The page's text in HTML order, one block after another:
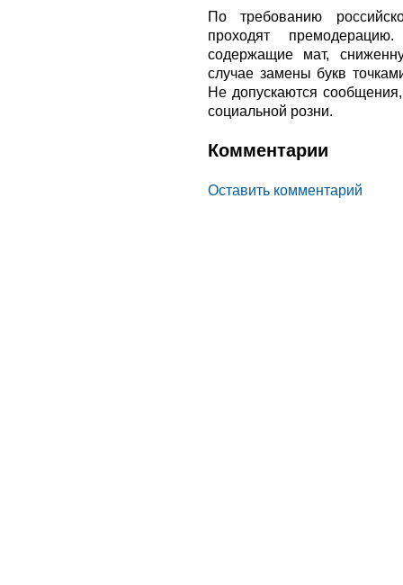
По требованию
проходят
содержащие мат,
случае замены букв
Не допускаются
социальной розни.
Комментарии
Оставить комментарий